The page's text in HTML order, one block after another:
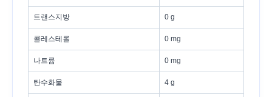
트랜스지방 0 g
콜레스테롤 0 mg
나트륨 0 mg
탄수화물 4 g